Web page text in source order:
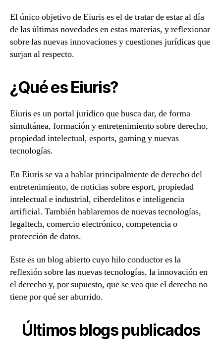
El único objetivo de Eiuris es el de tratar de estar al día
de las últimas novedades en estas materias, y reflexionar
sobre las nuevas innovaciones y cuestiones jurídicas que
surjan al respecto.
¿Qué es Eiuris?
Eiuris es un portal jurídico que busca dar, de forma
simultánea, formación y entretenimiento sobre derecho,
propiedad intelectual, esports, gaming y nuevas
tecnologías.
En Eiuris se va a hablar principalmente de derecho del
entretenimiento, de noticias sobre esport, propiedad
intelectual e industrial, ciberdelitos e inteligencia
artificial. También hablaremos de nuevas tecnologías,
legaltech, comercio electrónico, competencia o
protección de datos.
Este es un blog abierto cuyo hilo conductor es la
reflexión sobre las nuevas tecnologías, la innovación en
el derecho y, por supuesto, que se vea que el derecho no
tiene por qué ser aburrido.
Últimos blogs publicados